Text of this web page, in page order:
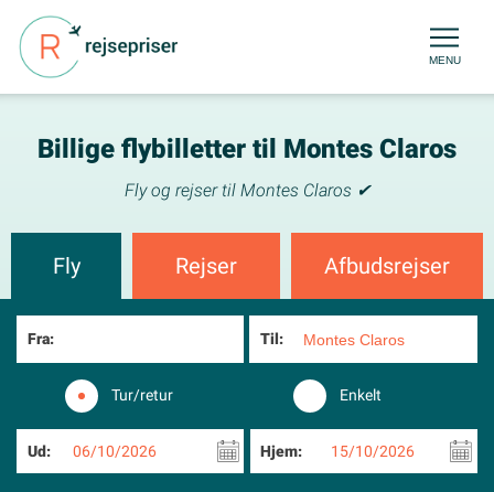
MENU
Billige flybilletter til Montes Claros
Fly og rejser til Montes Claros ✔
Fly Rejser Afbudsrejser
Fra: Til:
Tur/retur Enkelt
Ud: 06/10/2026 Hjem: 15/10/2026